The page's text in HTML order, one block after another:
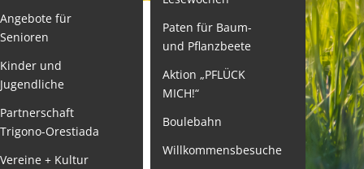
Formulare
Mängelmeldung
Winterdienst
Gutachterausschuss
Angebote für
Senioren
Kinder und
Jugendliche
Partnerschaft
Trigono-Orestiada
Vereine + Kultur
Paten für Baum-
und Pflanzbeete
Aktion „PFLÜCK
MICH!“
Boulebahn
Willkommensbesuche